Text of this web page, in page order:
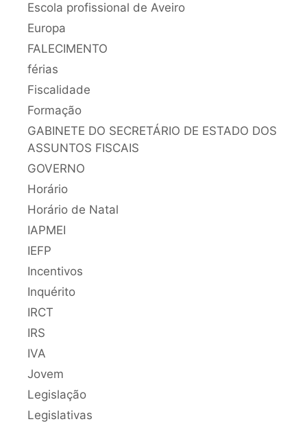
Escola profissional de Aveiro
Europa
FALECIMENTO
férias
Fiscalidade
Formação
GABINETE DO SECRETÁRIO DE ESTADO DOS
ASSUNTOS FISCAIS
GOVERNO
Horário
Horário de Natal
IAPMEI
IEFP
Incentivos
Inquérito
IRCT
IRS
IVA
Jovem
Legislação
Legislativas